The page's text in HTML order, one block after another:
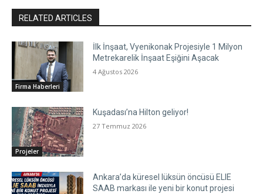
RELATED ARTICLES
Firma Haberleri
İlk İnşaat, Vyenikonak Projesiyle 1 Milyon
Metrekarelik İnşaat Eşiğini Aşacak
4 Ağustos 2026
Projeler
Kuşadası’na Hilton geliyor!
27 Temmuz 2026
Ankara’da küresel lüksün öncüsü ELIE
SAAB markası ile yeni bir konut projesi